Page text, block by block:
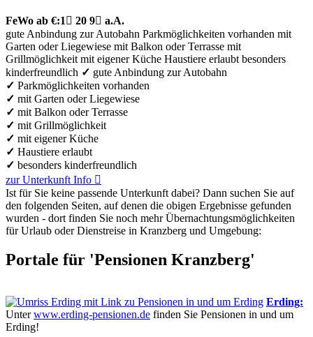
FeWo ab €:1  20 9 a.A.
gute Anbindung zur Autobahn Parkmöglichkeiten vorhanden mit
Garten oder Liegewiese mit Balkon oder Terrasse mit
Grillmöglichkeit mit eigener Küche Haustiere erlaubt besonders
kinderfreundlich ✓ gute Anbindung zur Autobahn
✓ Parkmöglichkeiten vorhanden
✓ mit Garten oder Liegewiese
✓ mit Balkon oder Terrasse
✓ mit Grillmöglichkeit
✓ mit eigener Küche
✓ Haustiere erlaubt
✓ besonders kinderfreundlich
zur Unterkunft Info 
Ist für Sie keine passende Unterkunft dabei? Dann suchen Sie auf
den folgenden Seiten, auf denen die obigen Ergebnisse gefunden
wurden - dort finden Sie noch mehr Übernachtungs­möglichkeiten
für Urlaub oder Dienstreise in Kranzberg und Umgebung:
Portale für 'Pensionen Kranzberg'
Erding:
Unterwww.erding-pensionen.de finden Sie Pensionen in und um
Erding!